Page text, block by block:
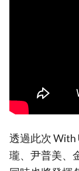
透過此次 With
瓏、尹普美、